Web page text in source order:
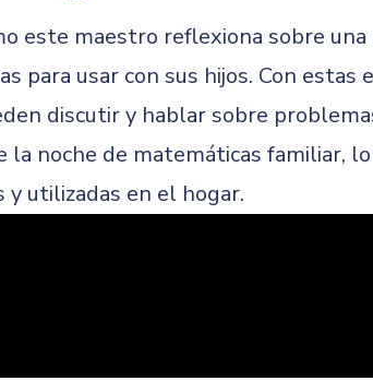
este maestro reflexiona sobre
para usar con sus hijos. Con estas
discutir y hablar sobre
noche de matemáticas familiar,
utilizadas en el hogar.